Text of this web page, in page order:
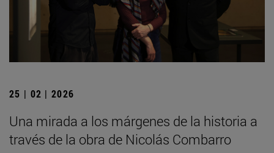
25 | 02 | 2026
Una mirada a los márgenes de la historia a
través de la obra de Nicolás Combarro